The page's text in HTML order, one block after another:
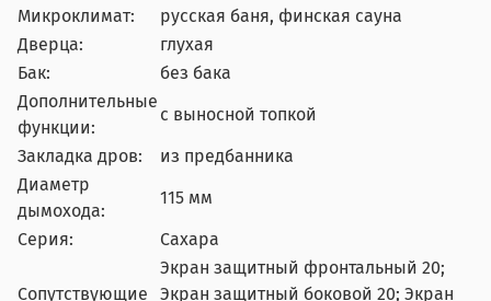
Микроклимат:
русская баня, финская сауна
Дверца:
глухая
Бак:
без бака
Дополнительные
функции:
с выносной топкой
Закладка дров:
из предбанника
Диаметр
дымохода:
115 мм
Серия:
Сахара
Сопутствующие
Экран защитный фронтальный 20;
Экран защитный боковой 20; Экран